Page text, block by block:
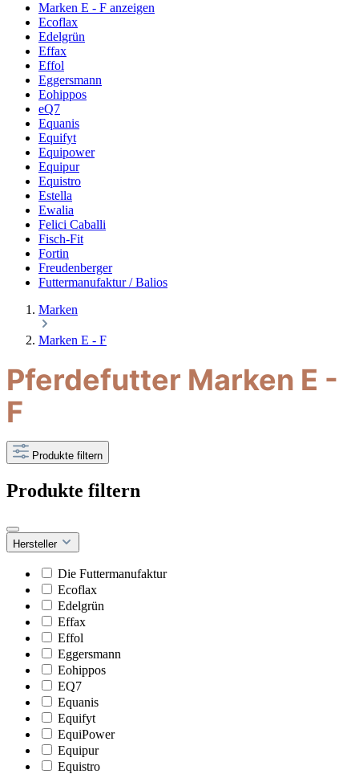
Marken E - F anzeigen
Ecoflax
Edelgrün
Effax
Effol
Eggersmann
Eohippos
eQ7
Equanis
Equifyt
Equipower
Equipur
Equistro
Estella
Ewalia
Felici Caballi
Fisch-Fit
Fortin
Freudenberger
Futtermanufaktur / Balios
Marken
Marken E - F
Pferdefutter Marken E -
F
Produkte filtern
Produkte filtern
Hersteller
Die Futtermanufaktur
Ecoflax
Edelgrün
Effax
Effol
Eggersmann
Eohippos
EQ7
Equanis
Equifyt
EquiPower
Equipur
Equistro